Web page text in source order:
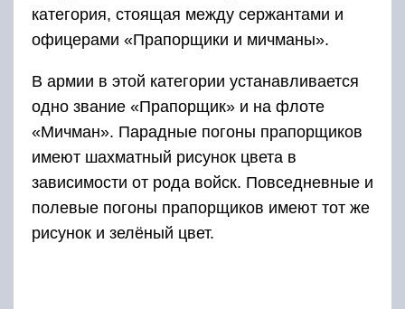
категория, стоящая между сержантами и
офицерами «Прапорщики и мичманы».
В армии в этой категории устанавливается
одно звание «Прапорщик» и на флоте
«Мичман». Парадные погоны прапорщиков
имеют шахматный рисунок цвета в
зависимости от рода войск. Повседневные и
полевые погоны прапорщиков имеют тот же
рисунок и зелёный цвет.